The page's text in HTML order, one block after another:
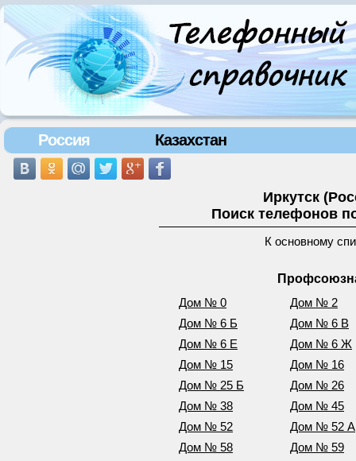
Россия Казахстан
Иркутск
Поиск телефонов
К основному
Дом № 0
Дом № 2
Дом № 6 Б
Дом № 6 В
Дом № 6 Е
Дом № 6 Ж
Дом № 15
Дом № 16
Дом № 25 Б
Дом № 26
Дом № 38
Дом № 45
Дом № 52
Дом № 52 А
Дом № 58
Дом № 59